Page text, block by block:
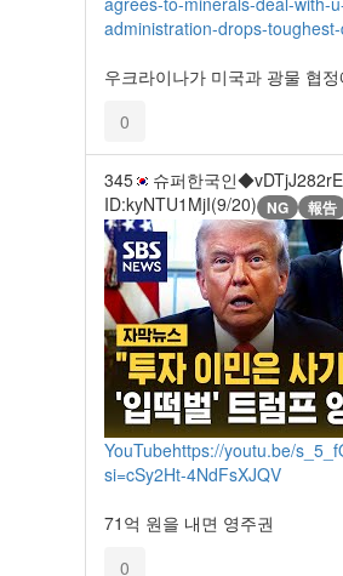
administration-drops-
우크라이나가 미국과 광물 협정
0
345 슈퍼한국인◆vDTjJ282rE
ID:kyNTU1MjI(9/20) NG 報告
YouTubehttps://youtu.be/
si=cSy2Ht-4NdFsXJQV
71억 원을 내면 영주권
0